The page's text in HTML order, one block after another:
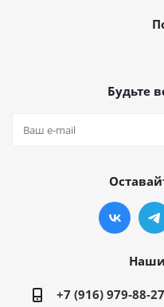
Будьте
+7 (916) 979-88-27